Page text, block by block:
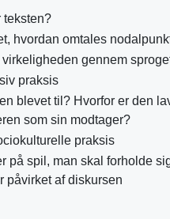
teksten?
hvordan omtales
gennem
praksis
blevet til? Hvorfor er den
som sin modtager?
praksis
på spil, man skal forholde
påvirket af diskursen